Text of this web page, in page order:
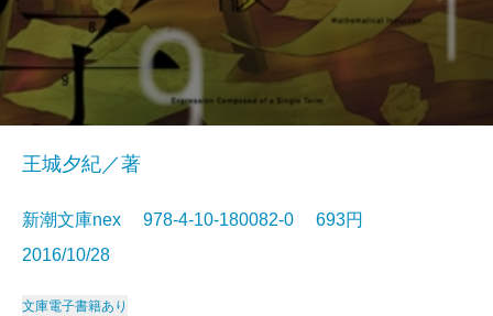
王城夕紀／著
新潮文庫nex 978-4-10-180082-0 693円
2016/10/28
文庫電子書籍あり